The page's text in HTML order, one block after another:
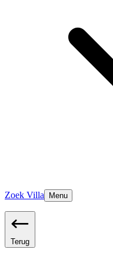
Zoek Villa Menu
Terug